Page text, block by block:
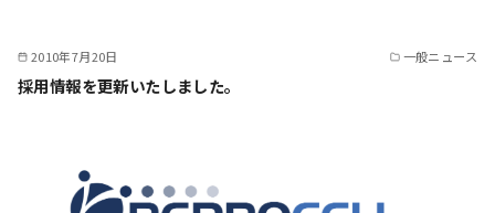
2010年7月20日 一般ニュース
採用情報を更新いたしました。